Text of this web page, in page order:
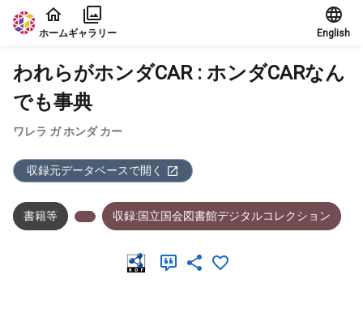
本文に飛ぶ
ホームギャラリー English
われらがホンダCAR : ホンダCARなん
でも事典
ワレラ ガ ホンダ カー
収録元データベースで開く
書籍等 収録:国立国会図書館デジタルコレクション